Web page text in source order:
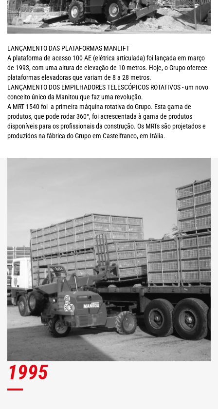
LANÇAMENTO DAS PLATAFORMAS MANLIFT
A plataforma de acesso 100 AE (elétrica articulada) foi lançada em março
de 1993, com uma altura de elevação de 10 metros. Hoje, o Grupo oferece
plataformas elevadoras que variam de 8 a 28 metros.
LANÇAMENTO DOS EMPILHADORES TELESCÓPICOS ROTATIVOS - um novo
conceito único da Manitou que faz uma revolução.
A MRT 1540 foi a primeira máquina rotativa do Grupo. Esta gama de
produtos, que pode rodar 360°, foi acrescentada à gama de produtos
disponíveis para os profissionais da construção. Os MRTs são projetados e
produzidos na fábrica do Grupo em Castelfranco, em Itália.
1995